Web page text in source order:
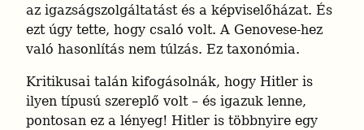
az igazságszolgáltatást és a képviselőházat. És
ezt úgy tette, hogy csaló volt. A Genovese-hez
való hasonlítás nem túlzás. Ez taxonómia.
Kritikusai talán kifogásolnák, hogy Hitler is
ilyen típusú szereplő volt – és igazuk lenne,
pontosan ez a lényeg! Hitler is többnyire egy